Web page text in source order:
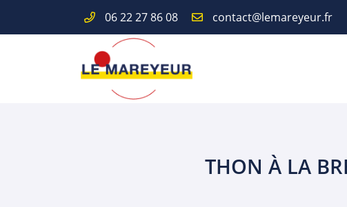
06 22 27 86 08
Route de Paris
06 22 27 86 08
THON À LA